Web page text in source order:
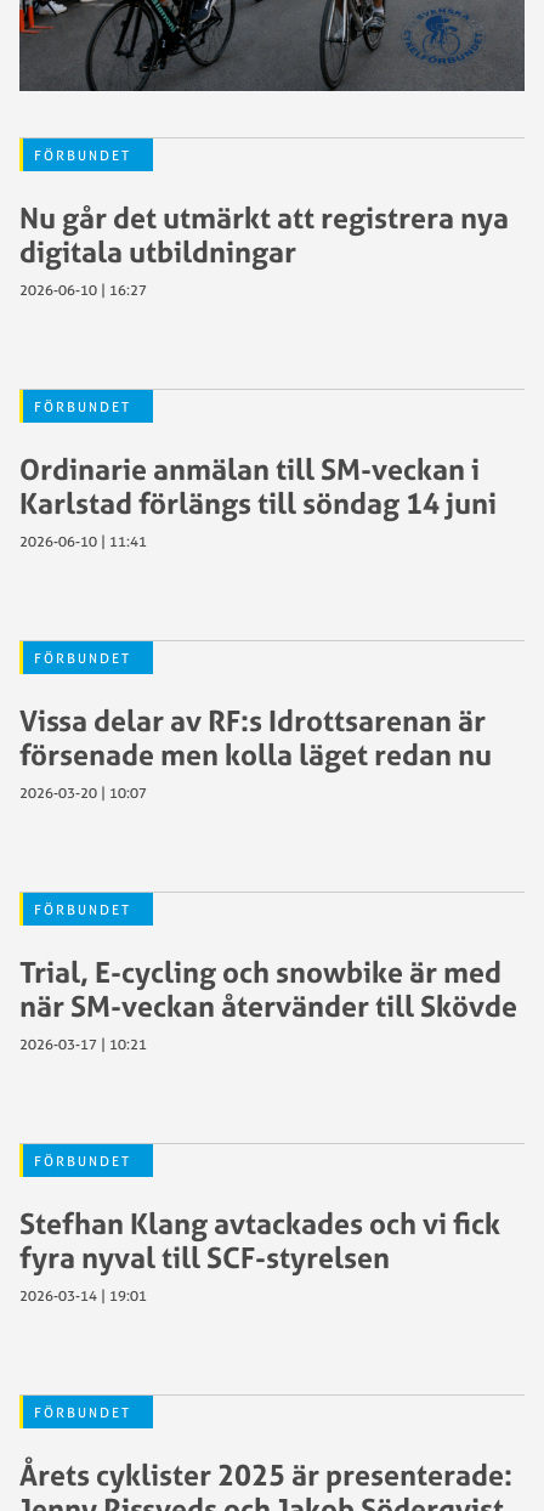
FÖRBUNDET
Nu går det utmärkt att registrera nya
digitala utbildningar
2026-06-10 | 16:27
FÖRBUNDET
Ordinarie anmälan till SM-veckan i
Karlstad förlängs till söndag 14 juni
2026-06-10 | 11:41
FÖRBUNDET
Vissa delar av RF:s Idrottsarenan är
försenade men kolla läget redan nu
2026-03-20 | 10:07
FÖRBUNDET
Trial, E-cycling och snowbike är med
när SM-veckan återvänder till Skövde
2026-03-17 | 10:21
FÖRBUNDET
Stefhan Klang avtackades och vi fick
fyra nyval till SCF-styrelsen
2026-03-14 | 19:01
FÖRBUNDET
Årets cyklister 2025 är presenterade: